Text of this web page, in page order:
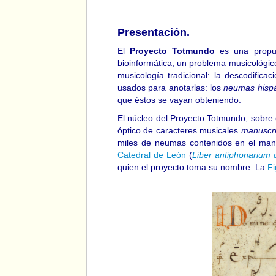
Presentación.
El Proyecto Totmundo es una
bioinformática, un problema
musicología tradicional: la
usados para anotarlas: losneumas
que éstos se vayan obteniendo.
El núcleo del Proyecto Totmundo,
óptico de caracteres musicales
miles de neumas contenidos en el
Catedral de León (Liber antiphonarium
quien el proyecto toma su nombre. La